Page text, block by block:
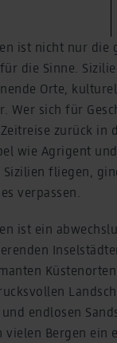
ist nicht nur die
die Sinne.
Orte,
Wer sich für
zurück in
wie Agrigent
Sizilien fliegen,
verpassen.
ist ein
und endlosen
vielen Bergen ein